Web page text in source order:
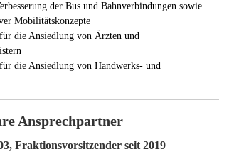
der Bus und Bahnverbindungen sowie
Mobilitätskonzepte
die Ansiedlung von Ärzten und
die Ansiedlung von Handwerks- und
Ansprechpartner
Fraktionsvorsitzender seit 2019